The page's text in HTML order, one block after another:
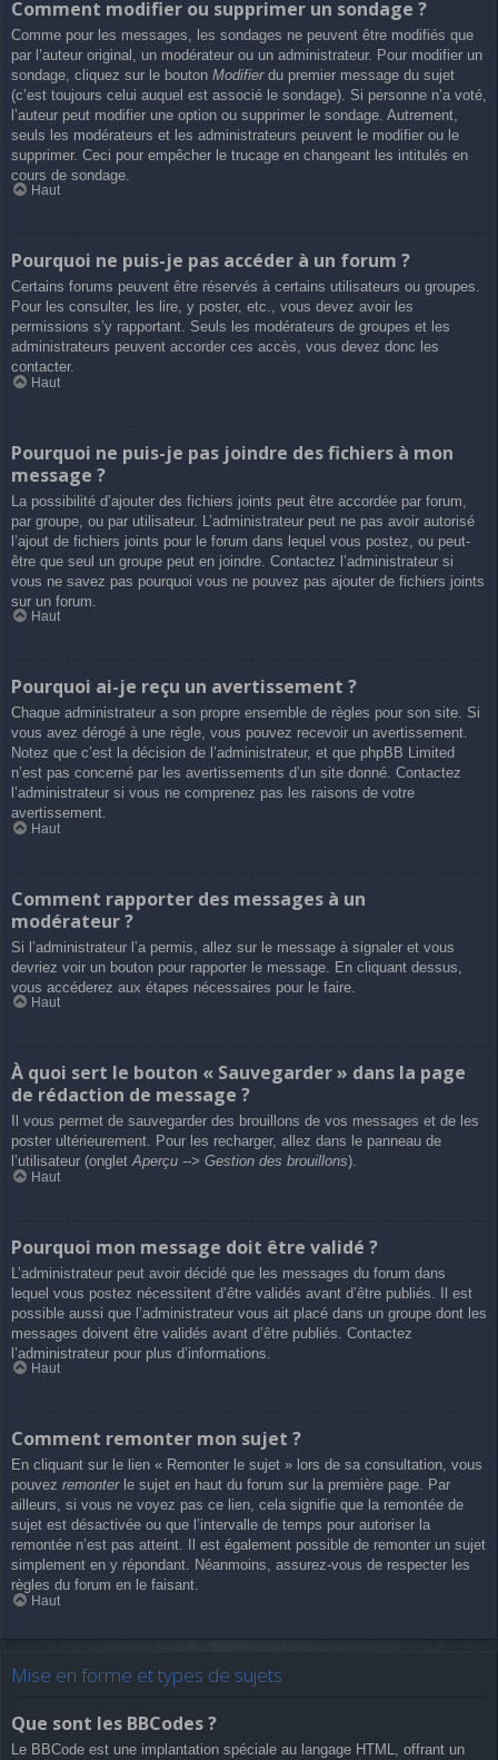
Comment modifier ou supprimer un sondage ?
Comme pour les messages, les sondages ne peuvent être modifiés que
par l’auteur original, un modérateur ou un administrateur. Pour modifier un
sondage, cliquez sur le bouton Modifierdu premier message du sujet
(c’est toujours celui auquel est associé le sondage). Si personne n’a voté,
l’auteur peut modifier une option ou supprimer le sondage. Autrement,
seuls les modérateurs et les administrateurs peuvent le modifier ou le
supprimer. Ceci pour empêcher le trucage en changeant les intitulés en
cours de sondage.
Haut
Pourquoi ne puis-je pas accéder à un forum ?
Certains forums peuvent être réservés à certains utilisateurs ou groupes.
Pour les consulter, les lire, y poster, etc., vous devez avoir les
permissions s’y rapportant. Seuls les modérateurs de groupes et les
administrateurs peuvent accorder ces accès, vous devez donc les
contacter.
Haut
Pourquoi ne puis-je pas joindre des fichiers à mon
message ?
La possibilité d’ajouter des fichiers joints peut être accordée par forum,
par groupe, ou par utilisateur. L’administrateur peut ne pas avoir autorisé
l’ajout de fichiers joints pour le forum dans lequel vous postez, ou peut-
être que seul un groupe peut en joindre. Contactez l’administrateur si
vous ne savez pas pourquoi vous ne pouvez pas ajouter de fichiers joints
sur un forum.
Haut
Pourquoi ai-je reçu un avertissement ?
Chaque administrateur a son propre ensemble de règles pour son site. Si
vous avez dérogé à une règle, vous pouvez recevoir un avertissement.
Notez que c’est la décision de l’administrateur, et que phpBB Limited
n’est pas concerné par les avertissements d’un site donné. Contactez
l’administrateur si vous ne comprenez pas les raisons de votre
avertissement.
Haut
Comment rapporter des messages à un
modérateur ?
Si l’administrateur l’a permis, allez sur le message à signaler et vous
devriez voir un bouton pour rapporter le message. En cliquant dessus,
vous accéderez aux étapes nécessaires pour le faire.
Haut
À quoi sert le bouton « Sauvegarder » dans la page
de rédaction de message ?
Il vous permet de sauvegarder des brouillons de vos messages et de les
poster ultérieurement. Pour les recharger, allez dans le panneau de
l’utilisateur (ongletAperçu --> Gestion des brouillons).
Haut
Pourquoi mon message doit être validé ?
L’administrateur peut avoir décidé que les messages du forum dans
lequel vous postez nécessitent d’être validés avant d’être publiés. Il est
possible aussi que l’administrateur vous ait placé dans un groupe dont les
messages doivent être validés avant d’être publiés. Contactez
l’administrateur pour plus d’informations.
Haut
Comment remonter mon sujet ?
En cliquant sur le lien « Remonter le sujet » lors de sa consultation, vous
pouvez remonterle sujet en haut du forum sur la première page. Par
ailleurs, si vous ne voyez pas ce lien, cela signifie que la remontée de
sujet est désactivée ou que l’intervalle de temps pour autoriser la
remontée n’est pas atteint. Il est également possible de remonter un sujet
simplement en y répondant. Néanmoins, assurez-vous de respecter les
règles du forum en le faisant.
Haut
Mise en forme et types de sujets
Que sont les BBCodes ?
Le BBCode est une implantation spéciale au langage HTML, offrant un